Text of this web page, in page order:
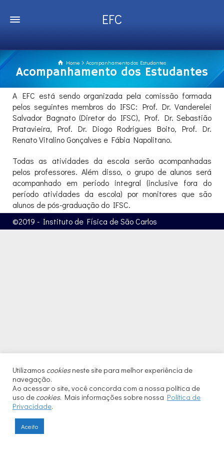
EFC
Home Acompanhamento dos Estudantes
Acompanhamento dos Estudantes
A EFC está sendo organizada pela comissão formada
pelos seguintes membros do IFSC: Prof. Dr. Vanderelei
Salvador Bagnato (Diretor do IFSC), Prof. Dr. Sebastião
Pratavieira, Prof. Dr. Diogo Rodrigues Boito, Prof. Dr.
Renato Vitalino Gonçalves e Fábia Napolitano.
Todas as atividades da escola serão acompanhadas
pelos professores. Além disso, o grupo de alunos será
acompanhado em período integral (inclusive fora do
período atividades da escola) por monitores que são
alunos de pós-graduação do IFSC.
©2019 - Instituto de Física de São Carlos
Utilizamos cookiesneste site para melhor experiência de
navegação.
Ao acessar o site, você concorda com a nossa política de
uso de cookies. Mais informações sobre nossa Política de
Privacidade.
Aceito